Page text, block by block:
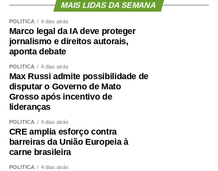
MAIS LIDAS DA SEMANA
POLÍTICA 4 dias atrás
Marco legal da IA deve proteger
jornalismo e direitos autorais,
aponta debate
POLÍTICA 4 dias atrás
Max Russi admite possibilidade de
disputar o Governo de Mato
Grosso após incentivo de
lideranças
POLÍTICA 4 dias atrás
CRE amplia esforço contra
barreiras da União Europeia à
carne brasileira
POLÍTICA 4 dias atrás